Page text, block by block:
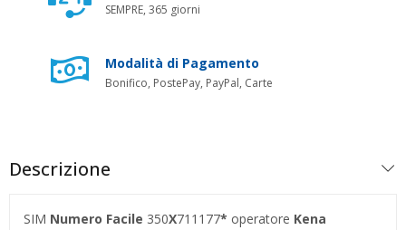
SEMPRE, 365 giorni
Modalità di Pagamento
Bonifico, PostePay, PayPal, Carte
Descrizione
SIM Numero Facile 350X711177* operatore Kena